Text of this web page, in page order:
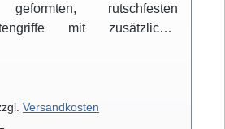
geformten, rutschfesten
mit zusätzlicher
Die Klingen sind
1500 V / DC nach (DIN IEC
EN 60900:2004)
Versandkosten